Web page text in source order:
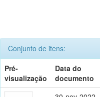
Conjunto de itens:
Pré-
visualização
Data do
documento